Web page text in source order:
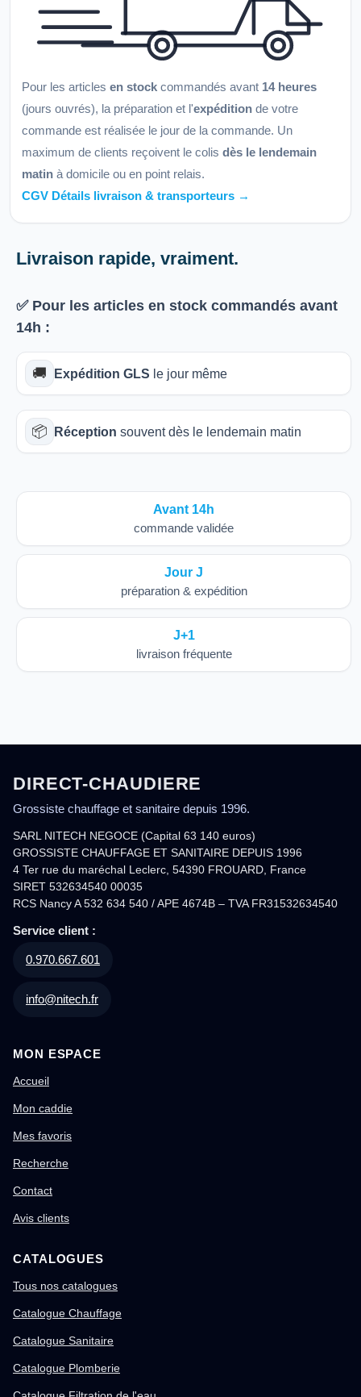
Pour les articles en stock commandés avant 14 heures
(jours ouvrés), la préparation et l'expédition de votre
commande est réalisée le jour de la commande. Un
maximum de clients reçoivent le colis dès le lendemain
matin à domicile ou en point relais.
CGV Détails livraison & transporteurs →
Livraison rapide, vraiment.
✅ Pour les articles en stock commandés avant
14h :
🚚 Expédition GLS le jour même
📦 Réception souvent dès le lendemain matin
Avant 14h
commande validée
Jour J
préparation & expédition
J+1
livraison fréquente
DIRECT-CHAUDIERE
Grossiste chauffage et sanitaire depuis 1996.
SARL NITECH NEGOCE (Capital 63 140 euros)
GROSSISTE CHAUFFAGE ET SANITAIRE DEPUIS 1996
4 Ter rue du maréchal Leclerc, 54390 FROUARD, France
SIRET 532634540 00035
RCS Nancy A 532 634 540 / APE 4674B – TVA FR31532634540
Service client :
0.970.667.601
info@nitech.fr
MON ESPACE
Accueil
Mon caddie
Mes favoris
Recherche
Contact
Avis clients
CATALOGUES
Tous nos catalogues
Catalogue Chauffage
Catalogue Sanitaire
Catalogue Plomberie